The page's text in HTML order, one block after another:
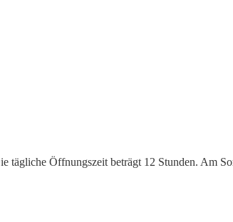
Öffnungszeit beträgt 12 Stunden. Am